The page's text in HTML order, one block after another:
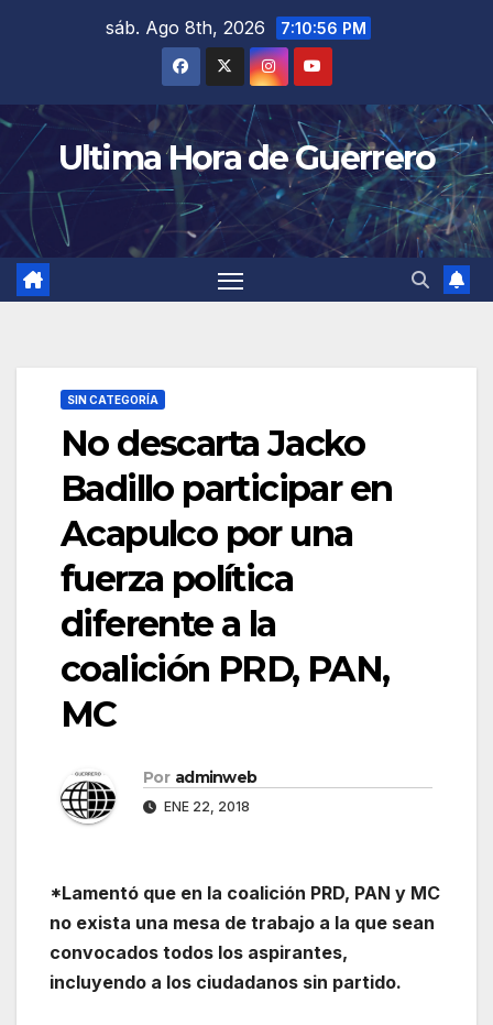
sáb. Ago 8th, 2026 7:10:56 PM
Ultima Hora de Guerrero
SIN CATEGORÍA
No descarta Jacko
Badillo participar en
Acapulco por una
fuerza política
diferente a la
coalición PRD, PAN,
MC
Por adminweb
ENE 22, 2018
*Lamentó que en la coalición PRD, PAN y MC
no exista una mesa de trabajo a la que sean
convocados todos los aspirantes,
incluyendo a los ciudadanos sin partido.